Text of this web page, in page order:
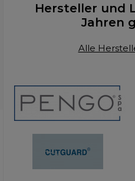
Hersteller und
Jahren
Alle